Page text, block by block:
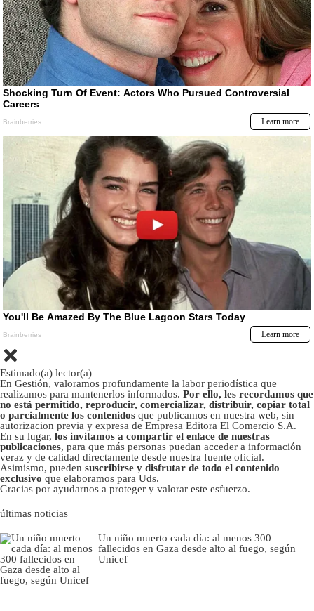
Estimado(a) lector(a)
En Gestión, valoramos profundamente la labor periodística que
realizamos para mantenerlos informados. Por ello, les recordamos que
no está permitido, reproducir, comercializar, distribuir, copiar total
o parcialmente los contenidos que publicamos en nuestra web, sin
autorizacion previa y expresa de Empresa Editora El Comercio S.A.
En su lugar, los invitamos a compartir el enlace de nuestras
publicaciones, para que más personas puedan acceder a información
veraz y de calidad directamente desde nuestra fuente oficial.
Asimismo, pueden suscribirse y disfrutar de todo el contenido
exclusivo que elaboramos para Uds.
Gracias por ayudarnos a proteger y valorar este esfuerzo.
últimas noticias
Un niño muerto cada día: al menos 300
fallecidos en Gaza desde alto al fuego, según
Unicef